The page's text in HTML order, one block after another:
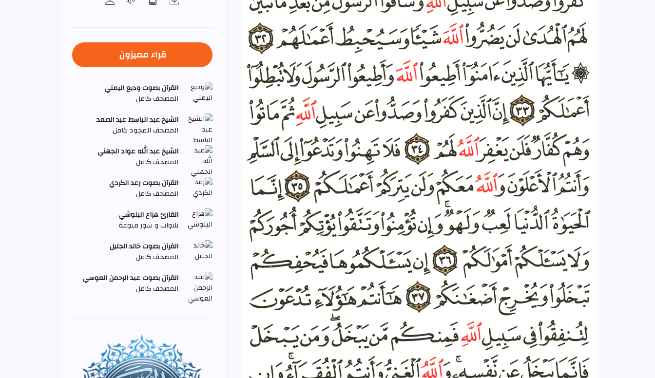
قراء مميزون
القرآن بصوت وديع اليمني
المصحف كامل
الشيخ عبد الباسط عبد الصمد
المصحف المجود كامل
الشيخ عبد الله عواد الجهني
المصحف كامل
القرآن بصوت رعد الكردي
المصحف كامل
القارئ هزاع البلوشي
تلاوات و سور منوعة
القرآن بصوت خالد الجليل
المصحف كامل
القرآن بصوت عبد الرحمن العوسي
المصحف كامل